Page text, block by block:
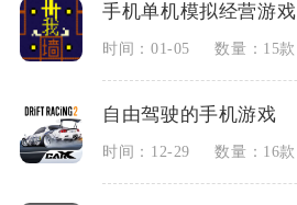
手机单机模拟经营游戏
时间：01-05 数量：15款
自由驾驶的手机游戏
时间：12-29 数量：16款